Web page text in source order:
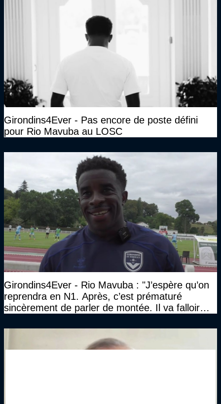
Girondins4Ever - Pas encore de poste défini
pour Rio Mavuba au LOSC
Girondins4Ever - Rio Mavuba : "J’espère qu’on
reprendra en N1. Après, c’est prématuré
sincèrement de parler de montée. Il va falloir